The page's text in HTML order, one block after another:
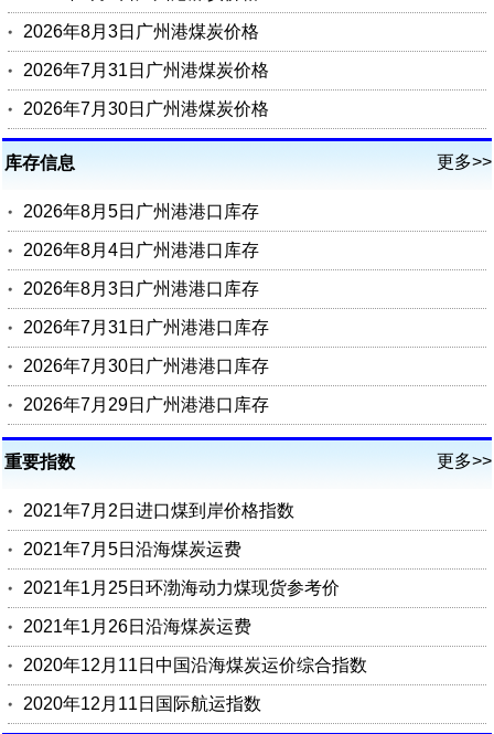
2026年8月3日广州港煤炭价格
2026年7月31日广州港煤炭价格
2026年7月30日广州港煤炭价格
更多>>
库存信息
2026年8月5日广州港港口库存
2026年8月4日广州港港口库存
2026年8月3日广州港港口库存
2026年7月31日广州港港口库存
2026年7月30日广州港港口库存
2026年7月29日广州港港口库存
更多>>
重要指数
2021年7月2日进口煤到岸价格指数
2021年7月5日沿海煤炭运费
2021年1月25日环渤海动力煤现货参考价
2021年1月26日沿海煤炭运费
2020年12月11日中国沿海煤炭运价综合指数
2020年12月11日国际航运指数